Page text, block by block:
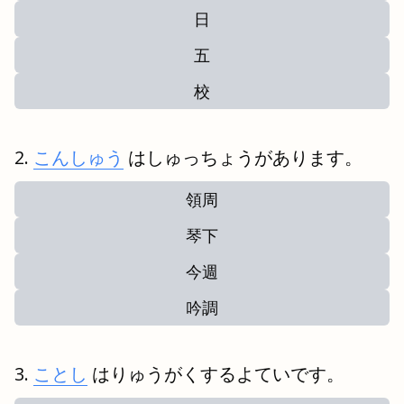
日
五
校
こんしゅう はしゅっちょうがあります。
領周
琴下
今週
吟調
ことし はりゅうがくするよていです。